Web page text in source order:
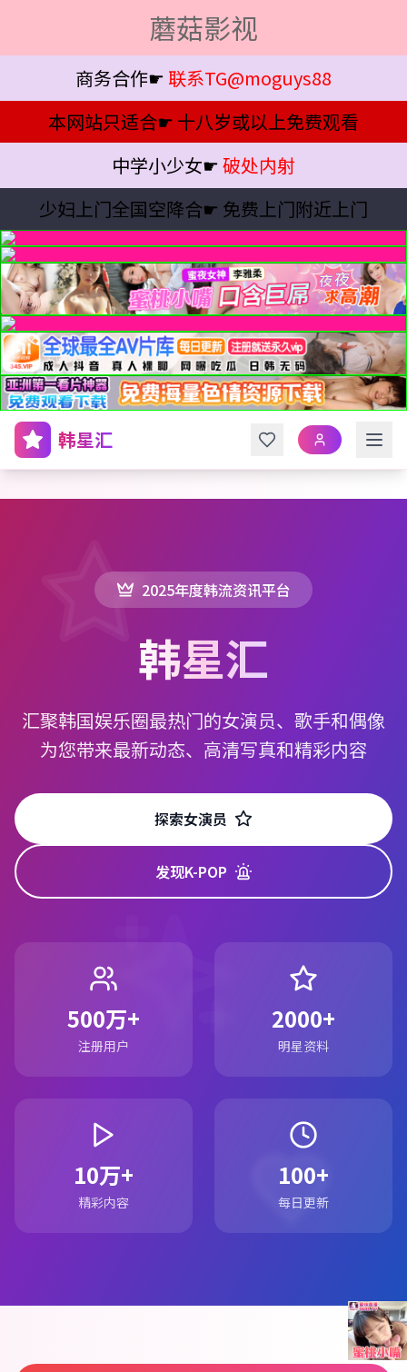
蘑菇影视
商务合作☛ 联系TG@moguys88
本网站只适合☛ 十八岁或以上免费观看
中学小少女☛破处内射
少妇上门全国空降合☛ 免费上门附近上门
韩星汇
2025年度韩流资讯平台
韩星汇
汇聚韩国娱乐圈最热门的女演员、歌手和偶像
为您带来最新动态、高清写真和精彩内容
探索女演员
发现K-POP
500万+
注册用户
2000+
明星资料
10万+
精彩内容
100+
每日更新